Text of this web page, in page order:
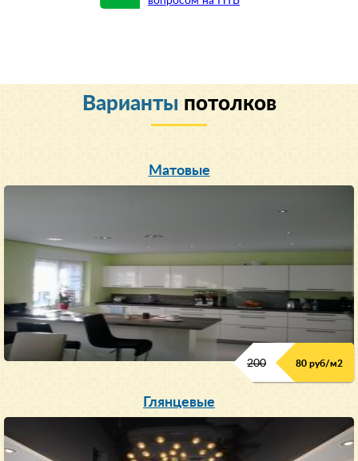
Варианты потолков
Матовые
200 80 руб/м2
Глянцевые